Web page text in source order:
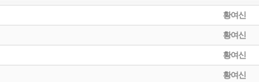
황여신
황여신
황여신
황여신